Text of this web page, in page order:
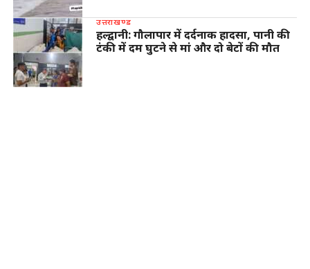
उत्तराखण्ड
हल्द्वानी: गौलापार में दर्दनाक हादसा, पानी की
टंकी में दम घुटने से मां और दो बेटों की मौत